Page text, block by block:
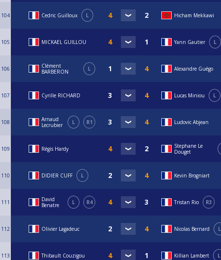
104 Cedric Guilloux L Hicham Mekkawi
105 MICKAEL GUILLOU Yann Gautier L
106
Clément
BARBERON
L Alexandre Guégo
107 Cyrille RICHARD Lucas Miniou L
108
Arnaud
Lecrubier
L R1 Ludovic Abjean
109 Régis Hardy
Stephane Le
Douget
110 DIDIER CUFF L Kevin Brogniart
111
David
Benatre
L R4 Tristan Rio R3
112 Olivier Lagadeuc Nicolas Bernard L
113 Thibault Couzigou Killian Lambert L